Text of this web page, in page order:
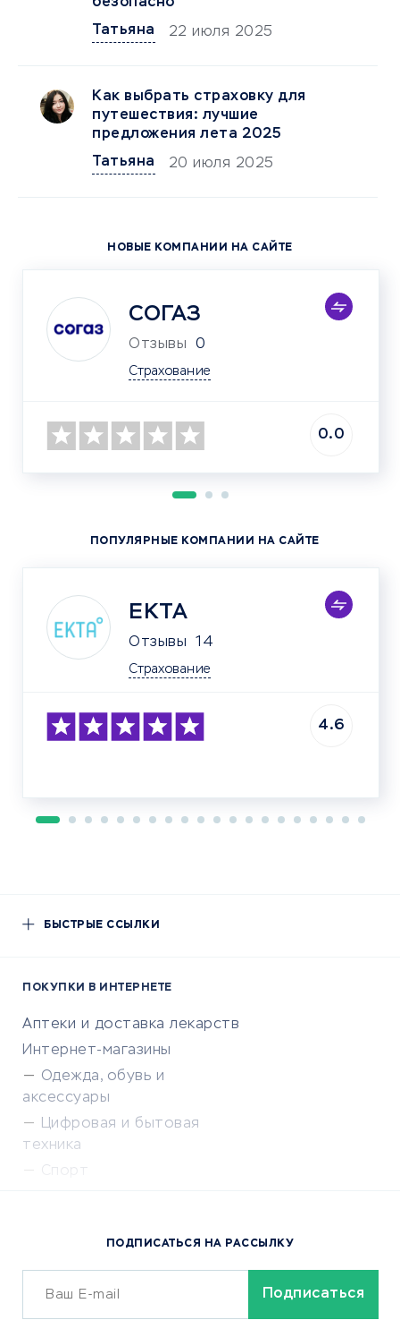
Татьяна
22 июля 2025
Как выбрать страховку для
путешествия: лучшие
предложения лета 2025
Татьяна
20 июля 2025
НОВЫЕ КОМПАНИИ НА САЙТЕ
СОГАЗ
Отзывы 0
Страхование
0.0
ПОПУЛЯРНЫЕ КОМПАНИИ НА САЙТЕ
ЕКТА
Отзывы 14
Страхование
4.6
БЫСТРЫЕ ССЫЛКИ
ПОКУПКИ В ИНТЕРНЕТЕ
Аптеки и доставка лекарств
Интернет-магазины
Одежда, обувь и
аксессуары
Цифровая и бытовая
техника
Спорт
Сервисы доставки
ОБУЧЕНИЕ И РАБОТА
ПОДПИСАТЬСЯ НА РАССЫЛКУ